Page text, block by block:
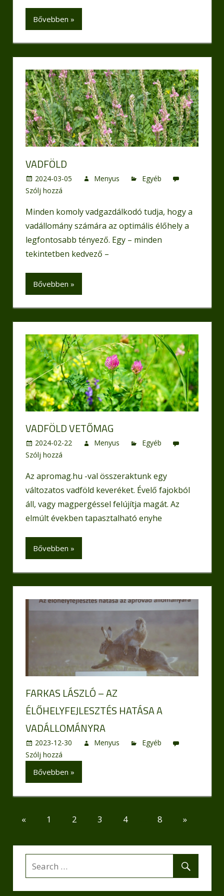
Bővebben »
VADFÖLD
2024-03-05 Menyus
Egyéb
Szólj hozzá
Minden komoly vadgazdálkodó tudja, hogy a
vadállomány számára az optimális élőhely a
legfontosabb tényező. Egy – minden
tekintetben kedvező –
Bővebben »
VADFÖLD VETŐMAG
2024-02-22 Menyus
Egyéb
Szólj hozzá
Az apromag.hu -val összeraktunk egy
változatos vadföld keveréket. Évelő fajokból
áll, vagy magpergéssel felújítja magát. Az
elmúlt években tapasztalható enyhe
Bővebben »
FARKAS LÁSZLÓ – AZ
ÉLŐHELYFEJLESZTÉS HATÁSA A
VADÁLLOMÁNYRA
2023-12-30 Menyus
Egyéb
Szólj hozzá
Bővebben »
Bejegyzések
lapozása
«Previous
1 2 3 4 8
Next
»